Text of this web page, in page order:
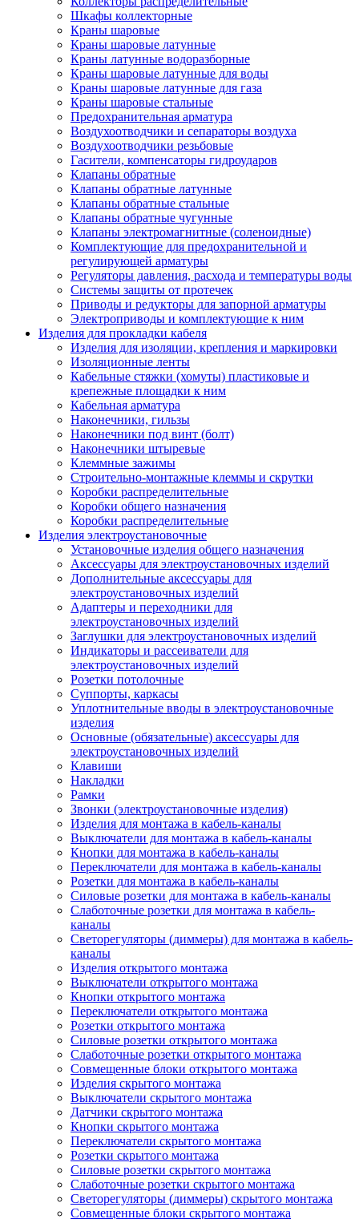
Шкафы коллекторные
Краны шаровые
Краны шаровые латунные
Краны латунные водоразборные
Краны шаровые латунные для воды
Краны шаровые латунные для газа
Краны шаровые стальные
Предохранительная арматура
Воздухоотводчики и сепараторы воздуха
Воздухоотводчики резьбовые
Гасители, компенсаторы гидроударов
Клапаны обратные
Клапаны обратные латунные
Клапаны обратные стальные
Клапаны обратные чугунные
Клапаны электромагнитные (соленоидные)
Комплектующие для предохранительной и
регулирующей арматуры
Регуляторы давления, расхода и температуры воды
Системы защиты от протечек
Приводы и редукторы для запорной арматуры
Электроприводы и комплектующие к ним
Изделия для прокладки кабеля
Изделия для изоляции, крепления и маркировки
Изоляционные ленты
Кабельные стяжки (хомуты) пластиковые и
крепежные площадки к ним
Кабельная арматура
Наконечники, гильзы
Наконечники под винт (болт)
Наконечники штыревые
Клеммные зажимы
Строительно-монтажные клеммы и скрутки
Коробки распределительные
Коробки общего назначения
Коробки распределительные
Изделия электроустановочные
Установочные изделия общего назначения
Аксессуары для электроустановочных изделий
Дополнительные аксессуары для
электроустановочных изделий
Адаптеры и переходники для
электроустановочных изделий
Заглушки для электроустановочных изделий
Индикаторы и рассеиватели для
электроустановочных изделий
Розетки потолочные
Суппорты, каркасы
Уплотнительные вводы в электроустановочные
изделия
Основные (обязательные) аксессуары для
электроустановочных изделий
Клавиши
Накладки
Рамки
Звонки (электроустановочные изделия)
Изделия для монтажа в кабель-каналы
Выключатели для монтажа в кабель-каналы
Кнопки для монтажа в кабель-каналы
Переключатели для монтажа в кабель-каналы
Розетки для монтажа в кабель-каналы
Силовые розетки для монтажа в кабель-каналы
Слаботочные розетки для монтажа в кабель-
каналы
Светорегуляторы (диммеры) для монтажа в кабель-
каналы
Изделия открытого монтажа
Выключатели открытого монтажа
Кнопки открытого монтажа
Переключатели открытого монтажа
Розетки открытого монтажа
Силовые розетки открытого монтажа
Слаботочные розетки открытого монтажа
Совмещенные блоки открытого монтажа
Изделия скрытого монтажа
Выключатели скрытого монтажа
Датчики скрытого монтажа
Кнопки скрытого монтажа
Переключатели скрытого монтажа
Розетки скрытого монтажа
Силовые розетки скрытого монтажа
Слаботочные розетки скрытого монтажа
Светорегуляторы (диммеры) скрытого монтажа
Совмещенные блоки скрытого монтажа